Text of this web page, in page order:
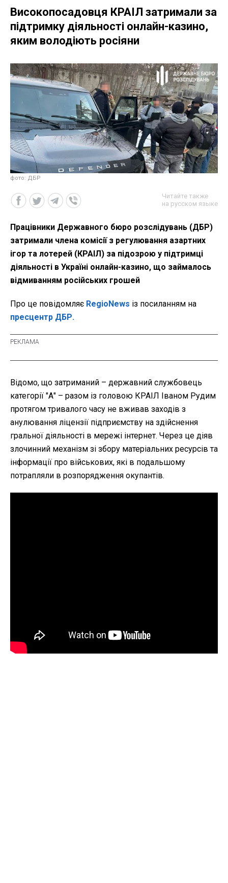
Високопосадовця КРАІЛ затримали за
підтримку діяльності онлайн-казино,
яким володіють росіяни
фото: ДБР
Читайте также
на русском языке
Працівники Державного бюро розслідувань (ДБР)
затримали члена комісії з регулювання азартних
ігор та лотерей (КРАІЛ) за підозрою у підтримці
діяльності в Україні онлайн-казино, що займалось
відмиванням російських грошей
Про це повідомляє RegioNews із посиланням на
пресцентр ДБР.
Відомо, що затриманий – державний службовець
категорії "А" – разом із головою КРАІЛ Іваном Рудим
протягом тривалого часу не вживав заходів з
анулювання ліцензії підприємству на здійснення
гральної діяльності в мережі інтернет. Через це діяв
злочинний механізм зі збору матеріальних ресурсів та
інформації про військових, які в подальшому
потрапляли в розпорядження окупантів.